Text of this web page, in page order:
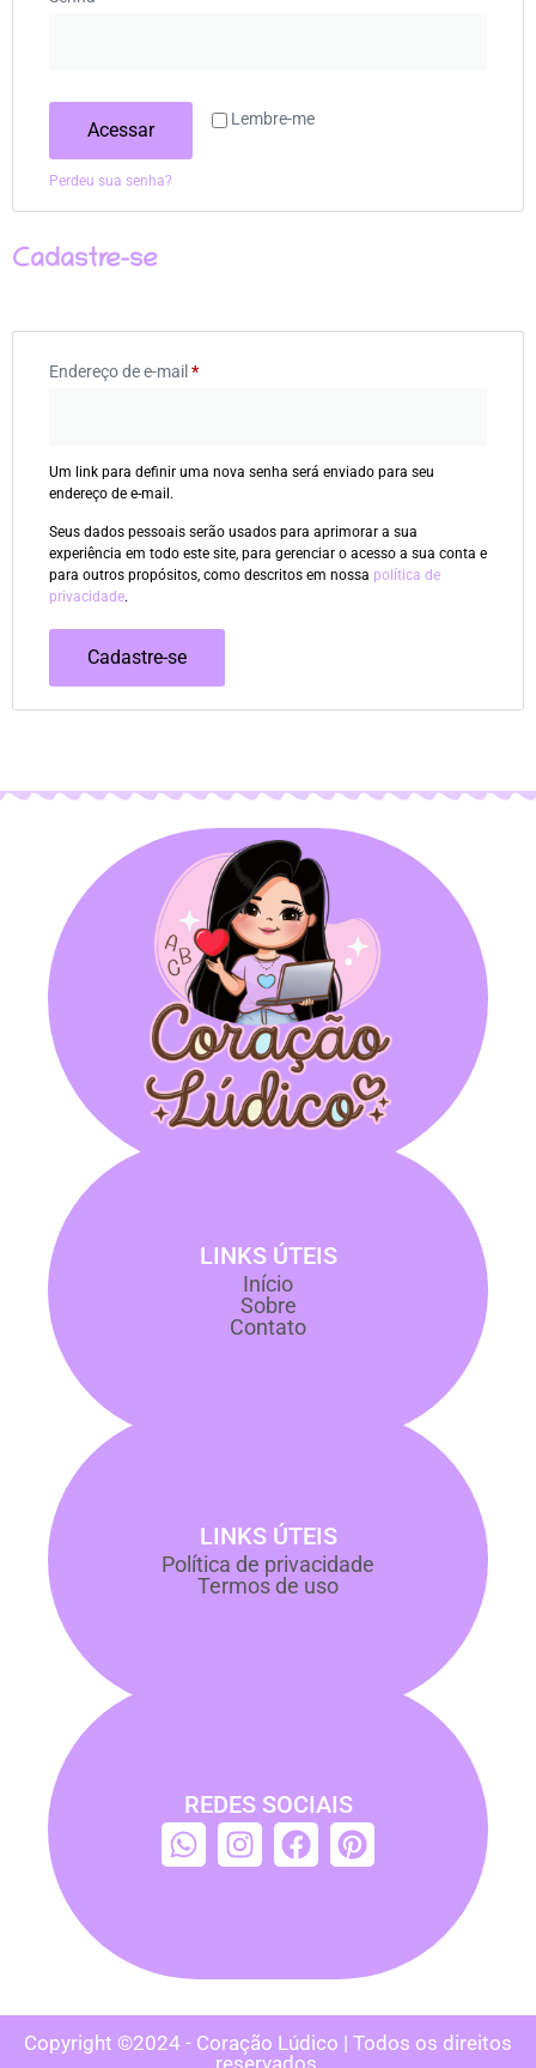
Lembre-me
Acessar
Perdeu sua senha?
Cadastre-se
Endereço de e-mail *
Um link para definir uma nova senha será enviado para seu
endereço de e-mail.
Seus dados pessoais serão usados para aprimorar a sua
experiência em todo este site, para gerenciar o acesso a sua conta e
para outros propósitos, como descritos em nossa política de
privacidade.
Cadastre-se
LINKS ÚTEIS
Início
Sobre
Contato
LINKS ÚTEIS
Política de privacidade
Termos de uso
REDES SOCIAIS
Copyright ©2024 - Coração Lúdico | Todos os direitos